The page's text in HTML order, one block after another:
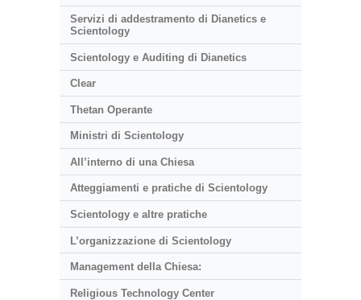
Servizi di addestramento di Dianetics e
Scientology
Scientology e Auditing di Dianetics
Clear
Thetan Operante
Ministri di Scientology
All’interno di una Chiesa
Atteggiamenti e pratiche di Scientology
Scientology e altre pratiche
L’organizzazione di Scientology
Management della Chiesa:
Religious Technology Center